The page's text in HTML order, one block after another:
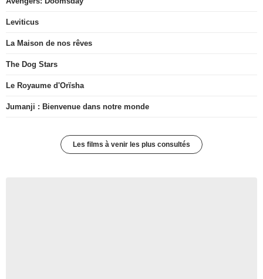
Leviticus
La Maison de nos rêves
The Dog Stars
Le Royaume d'Orïsha
Jumanji : Bienvenue dans notre monde
Les films à venir les plus consultés